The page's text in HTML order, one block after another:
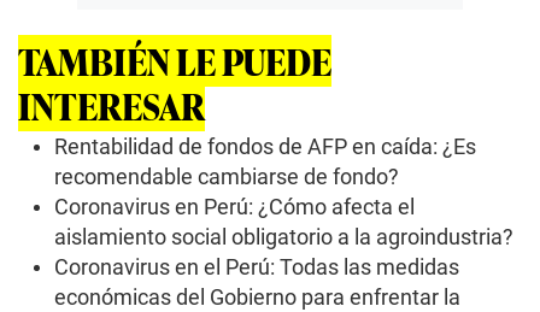
TAMBIÉN LE PUEDE
INTERESAR
Rentabilidad de fondos de AFP en caída: ¿Es
recomendable cambiarse de fondo?
Coronavirus en Perú: ¿Cómo afecta el
aislamiento social obligatorio a la agroindustria?
Coronavirus en el Perú: Todas las medidas
económicas del Gobierno para enfrentar la